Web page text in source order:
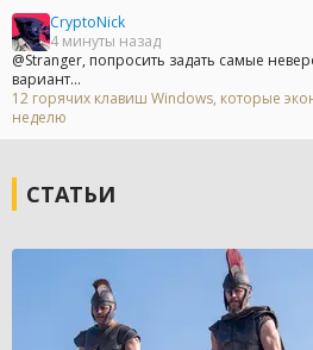
CryptoNick
4 минуты назад
@Stranger, попросить задать самые
вариант...
12 горячих клавиш Windows, которые
неделю
СТАТЬИ